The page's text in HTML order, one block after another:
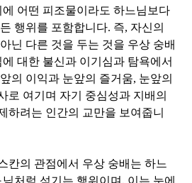
에 어떤 피조물이라도 하느님보다
행위를 포함합니다. 즉, 자신의
닌 다른 것을 두는 것을 우상 숭배
대한 불신과 이기심과 탐욕에서
의 이익과 눈앞의 즐거움, 눈앞의
로 여기며 자기 중심성과 지배의
하려는 인간의 교만을 보여줍니
칸의 관점에서 우상 숭배는 하느
처럼 섬기는 행위이며 , 이는 눈에